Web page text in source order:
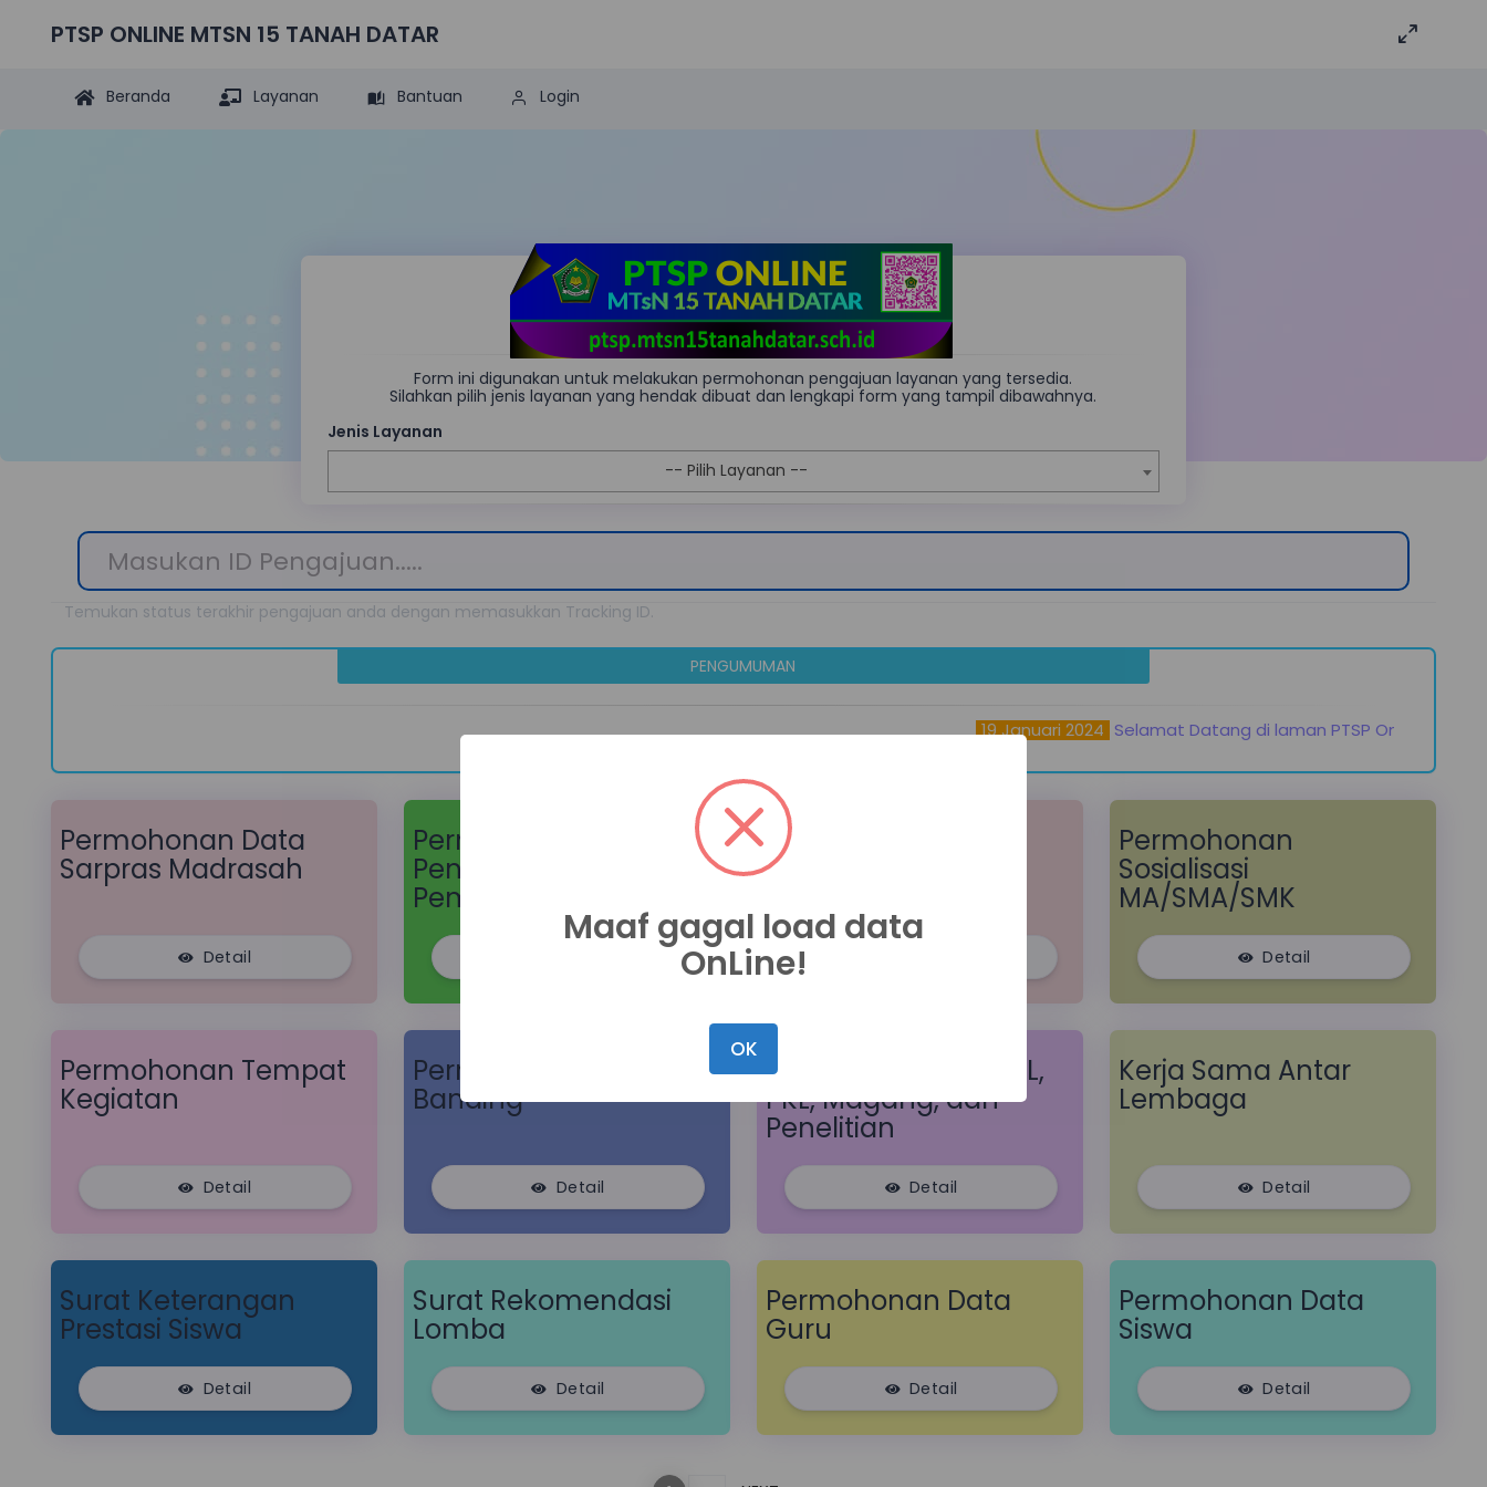
PTSP ONLINE MTSN 15 TANAH DATAR
Beranda Layanan Bantuan Login
FORM PERMOHONAN PENGAJUAN LAYANAN
Form ini digunakan untuk melakukan permohonan pengajuan layanan yang tersedia.
Silahkan pilih jenis layanan yang hendak dibuat dan lengkapi form yang tampil dibawahnya.
Jenis Layanan
-- Pilih Layanan --
Temukan status terakhir pengajuan anda dengan memasukkan Tracking ID.
PENGUMUMAN
19 Januari 2024 Selamat Datang di laman PTSP Online MTsN 15
Permohonan Data
Sarpras Madrasah
Detail
Permohonan
Pengadaan Alat
Pembelajaran
Penggunaan ATK Permohonan
Sosialisasi
MA/SMA/SMK
Detail
Permohonan Tempat
Kegiatan
Detail
Permohonan Study
Banding
Detail
Permohonan Izin PPL,
PKL, Magang, dan
Penelitian
Detail
Kerja Sama Antar
Lembaga
Detail
Surat Keterangan
Prestasi Siswa
Detail
Surat Rekomendasi
Lomba
Detail
Permohonan Data
Guru
Detail
Permohonan Data
Siswa
Detail
Maaf gagal load data
OnLine!
OK